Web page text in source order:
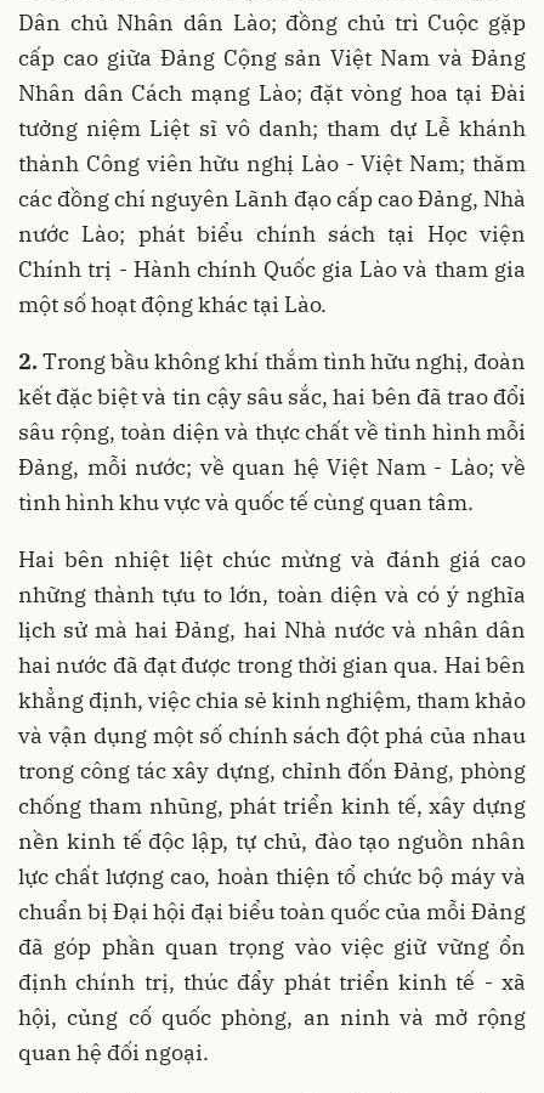
Dân chủ Nhân dân Lào; đồng chủ trì Cuộc gặp
cấp cao giữa Đảng Cộng sản Việt Nam và Đảng
Nhân dân Cách mạng Lào; đặt vòng hoa tại Đài
tưởng niệm Liệt sĩ vô danh; tham dự Lễ khánh
thành Công viên hữu nghị Lào - Việt Nam; thăm
các đồng chí nguyên Lãnh đạo cấp cao Đảng, Nhà
nước Lào; phát biểu chính sách tại Học viện
Chính trị - Hành chính Quốc gia Lào và tham gia
một số hoạt động khác tại Lào.
2. Trong bầu không khí thắm tình hữu nghị, đoàn
kết đặc biệt và tin cậy sâu sắc, hai bên đã trao đổi
sâu rộng, toàn diện và thực chất về tình hình mỗi
Đảng, mỗi nước; về quan hệ Việt Nam - Lào; về
tình hình khu vực và quốc tế cùng quan tâm.
Hai bên nhiệt liệt chúc mừng và đánh giá cao
những thành tựu to lớn, toàn diện và có ý nghĩa
lịch sử mà hai Đảng, hai Nhà nước và nhân dân
hai nước đã đạt được trong thời gian qua. Hai bên
khẳng định, việc chia sẻ kinh nghiệm, tham khảo
và vận dụng một số chính sách đột phá của nhau
trong công tác xây dựng, chỉnh đốn Đảng, phòng
chống tham nhũng, phát triển kinh tế, xây dựng
nền kinh tế độc lập, tự chủ, đào tạo nguồn nhân
lực chất lượng cao, hoàn thiện tổ chức bộ máy và
chuẩn bị Đại hội đại biểu toàn quốc của mỗi Đảng
đã góp phần quan trọng vào việc giữ vững ổn
định chính trị, thúc đẩy phát triển kinh tế - xã
hội, củng cố quốc phòng, an ninh và mở rộng
quan hệ đối ngoại.